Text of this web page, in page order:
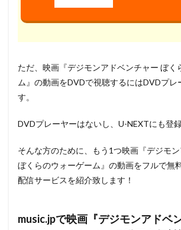
ただ、映画『デジモンアドベンチャー ぼく
ム』の動画をDVDで視聴するにはDVDプレ
す。
DVDプレーヤーはないし、U-NEXTにも登
そんな方のために、もう1つ映画『デジモ
ぼくらのウォーゲーム』の動画をフルで無
配信サービスを紹介致します！
music.jpで映画『デジモンアドベ